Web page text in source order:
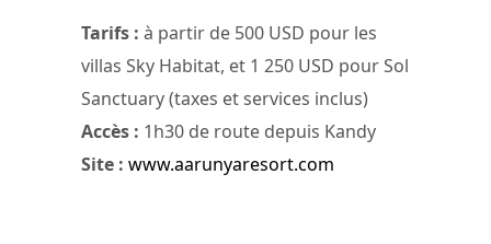
Tarifs : à partir de 500 USD pour les
villas Sky Habitat, et 1 250 USD pour Sol
Sanctuary (taxes et services inclus)
Accès : 1h30 de route depuis Kandy
Site : www.aarunyaresort.com